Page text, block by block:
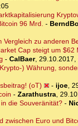
96 Mrd. -
Vergleich zu anderen
Cap steigt um $62
- CalBaer, 29.10.2017,
) Währung,
(oT)
- ijoe,
- Zarathustra,
die Souveränität?-
zwischen Euro und